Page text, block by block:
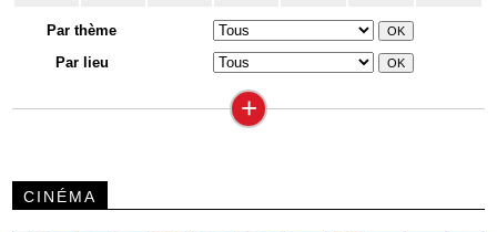
Par thème
Par lieu
+
CINÉMA